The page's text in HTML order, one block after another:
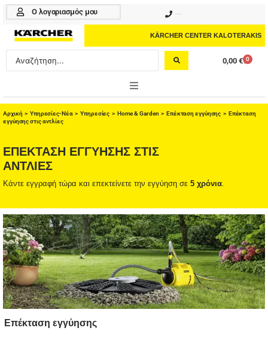
Μετάβαση
περιεχόμενο
Ο λογαριασμός μου
KÄRCHER CENTER KALOTERAKIS
Search
...
0,00 € 0
Cart
PROFESSIONAL
ΑΞΕΣΟΥΑΡ
ΚΑΘΑΡΙΣΤΙΚΑ
ΥΠΗΡΕΣΙΕΣ-ΝΕΑ-ΛΥΣΕΙΣ
Αρχική > Υπηρεσίες-Νέα >Υπηρεσίες > Home & Garden > Επέκταση εγγύησης > Επέκταση
εγγύησης στις αντλίες
ΕΠΕΚΤΑΣΗ ΕΓΓΥΗΣΗΣ ΣΤΙΣ
ΑΝΤΛΙΕΣ
Κάντε εγγραφή τώρα και επεκτείνετε την εγγύηση σε 5 χρόνια.
Επέκταση εγγύησης